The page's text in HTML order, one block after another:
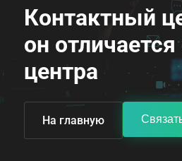
Контактный
он
центра
На главную